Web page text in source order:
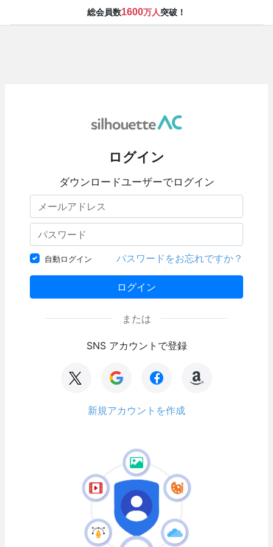
総会員数1600万人突破！
ログイン
ダウンロードユーザーでログイン
自動ログイン パスワードをお忘れですか？
ログイン
または
SNS アカウントで登録
新規アカウントを作成